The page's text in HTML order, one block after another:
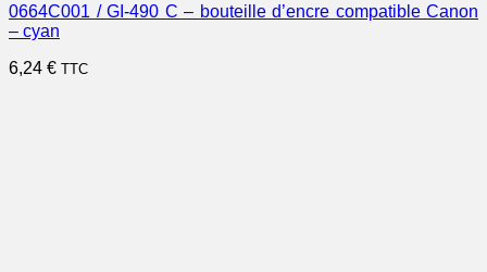
0664C001 / GI-490 C – bouteille d’encre compatible Canon
– cyan
6,24 € TTC